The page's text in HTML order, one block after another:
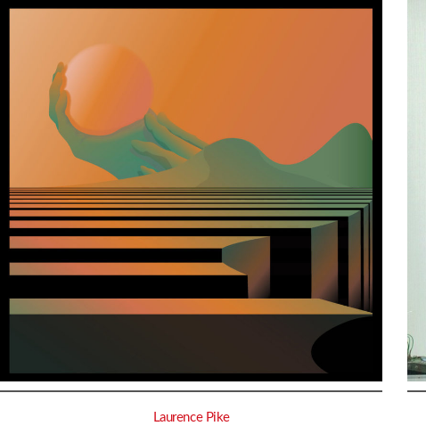
Laurence Pike